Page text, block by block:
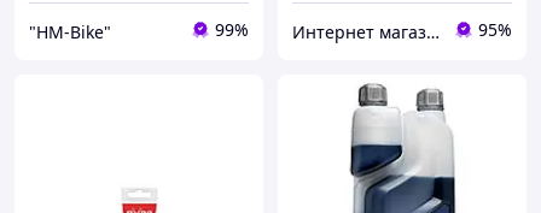
"HM-Bike" 99% Интернет магазин "Детали". Запчасти для электро и бензоинструмента 95%